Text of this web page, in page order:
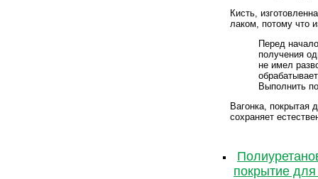
Кисть,
лаком, потому что
Перед
получения
не имел
Выполнить
Вагонка, покрытая
сохраняет
покрытие